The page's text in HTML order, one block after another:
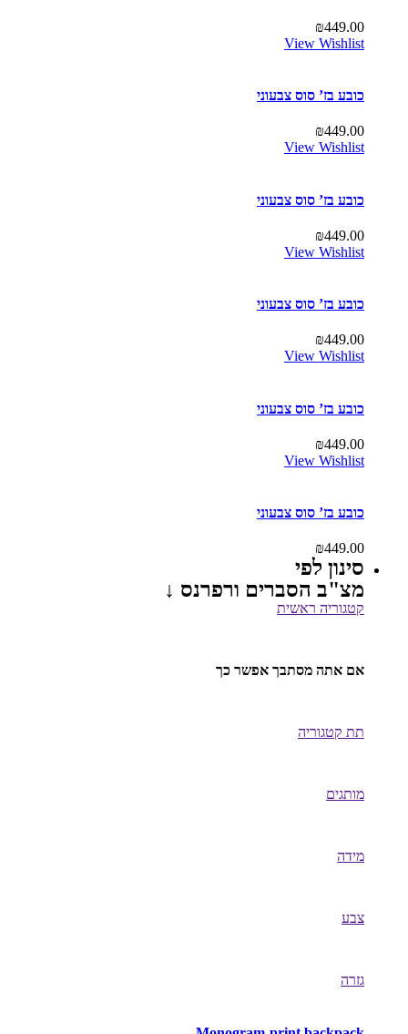
₪449.00
View Wishlist
כובע בז’ סוס צבעוני
₪449.00
View Wishlist
כובע בז’ סוס צבעוני
₪449.00
View Wishlist
כובע בז’ סוס צבעוני
₪449.00
View Wishlist
כובע בז’ סוס צבעוני
₪449.00
View Wishlist
כובע בז’ סוס צבעוני
₪449.00
סינון לפי
מצ"ב הסברים ורפרנס ↓
קטגוריה ראשית
אם אתה מסתבך אפשר כך
תת קטגוריה
מותגים
מידה
צבע
גזרה